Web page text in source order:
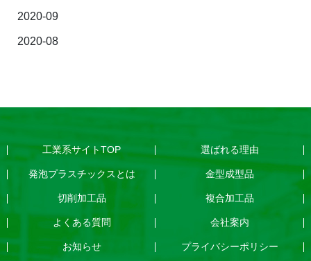
2020-09
2020-08
工業系サイトTOP 選ばれる理由
発泡プラスチックスとは 金型成型品
切削加工品 複合加工品
よくある質問 会社案内
お知らせ プライバシーポリシー